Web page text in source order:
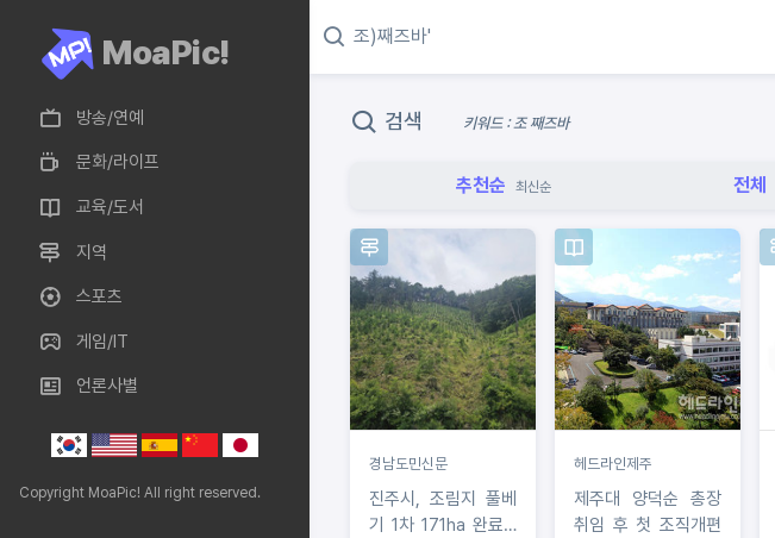
MoaPic!
방송/연예
문화/라이프
교육/도서
지역
스포츠
게임/IT
언론사별
Copyright MoaPic! All right reserved.
검색 키워드 : 조 째즈바
추천순 최신순 전체
경남도민신문
진주시, 조림지 풀베
기 1차 171ha 완료…
헤드라인제주
제주대 양덕순 총장
취임 후 첫 조직개편